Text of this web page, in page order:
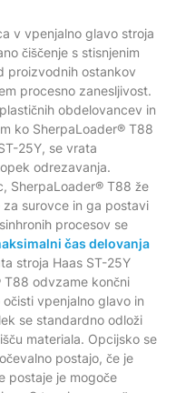
v vpenjalno glavo stroja
čiščenje s stisnjenim
proizvodnih ostankov
procesno zanesljivost.
obdelovancev in
ko SherpaLoader® T88
25Y, se vrata
odrezavanja.
SherpaLoader® T88 že
surovce in ga postavi
procesov se
čas delovanja
stroja Haas ST-25Y
T88 odvzame končni
vpenjalno glavo in
se standardno odloži
materiala. Opcijsko se
postajo, če je
postaje je mogoče